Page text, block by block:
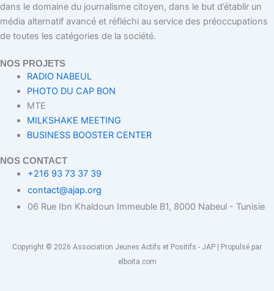
dans le domaine du journalisme citoyen, dans le but d’établir un
média alternatif avancé et réfléchi au service des préoccupations
de toutes les catégories de la société.
NOS PROJETS
RADIO NABEUL
PHOTO DU CAP BON
MTE
MILKSHAKE MEETING
BUSINESS BOOSTER CENTER
NOS CONTACT
+216 93 73 37 39
contact@ajap.org
06 Rue Ibn Khaldoun Immeuble B1, 8000 Nabeul - Tunisie
Copyright © 2026 Association Jeunes Actifs et Positifs - JAP | Propulsé par
elboita.com